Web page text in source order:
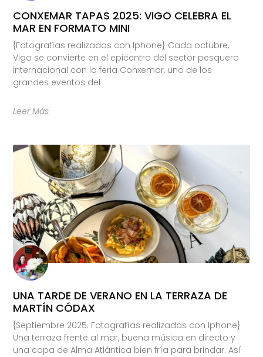
CONXEMAR TAPAS 2025: VIGO CELEBRA EL
MAR EN FORMATO MINI
{Fotografías realizadas con Iphone} Cada octubre,
Vigo se convierte en el epicentro del sector pesquero
internacional con la feria Conxemar, uno de los
grandes eventos del
Leer Más
UNA TARDE DE VERANO EN LA TERRAZA DE
MARTÍN CÓDAX
{Septiembre 2025. Fotografías realizadas con Iphone}
Una terraza frente al mar, buena música en directo y
una copa de Alma Atlántica bien fría para brindar. Así